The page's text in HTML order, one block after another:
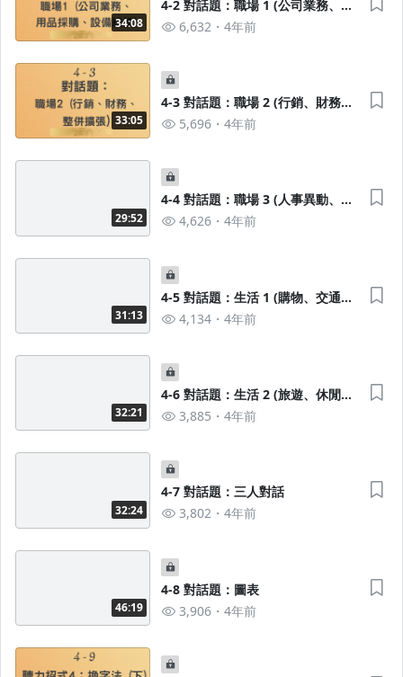
34:08
4-2 對話題：職場 1 (公司業務、用
品採購、設備維修)
6,632 4年前
33:05
4-3 對話題：職場 2 (行銷、財務、
整併擴張)
5,696 4年前
29:52
4-4 對話題：職場 3 (人事異動、內
部培訓、歡迎歡送會)
4,626 4年前
31:13
4-5 對話題：生活 1 (購物、交通、
公共場所)
4,134 4年前
32:21
4-6 對話題：生活 2 (旅遊、休閒、
娛樂)3,885 4年前
32:24
4-7 對話題：三人對話
3,802
4年前
46:19
4-8 對話題：圖表
3,906
4年前